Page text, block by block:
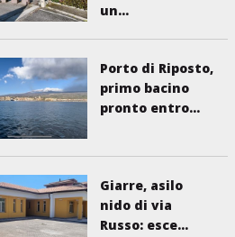
un...
Porto di Riposto,
primo bacino
pronto entro...
Giarre, asilo
nido di via
Russo: esce...